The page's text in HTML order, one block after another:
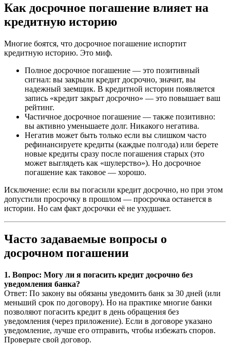
Как досрочное погашение влияет на
кредитную историю
Многие боятся, что досрочное погашение испортит
кредитную историю. Это миф.
Полное досрочное погашение — это позитивный
сигнал: вы закрыли кредит досрочно, значит, вы
надежный заемщик. В кредитной истории появляется
запись «кредит закрыт досрочно» — это повышает ваш
рейтинг.
Частичное досрочное погашение — также позитивно:
вы активно уменьшаете долг. Никакого негатива.
Негатив может быть только если вы слишком часто
рефинансируете кредиты (каждые полгода) или берете
новые кредиты сразу после погашения старых (это
может выглядеть как «шулерство»). Но досрочное
погашение как таковое — хорошо.
Исключение: если вы погасили кредит досрочно, но при этом
допустили просрочку в прошлом — просрочка останется в
истории. Но сам факт досрочки её не ухудшает.
Часто задаваемые вопросы о
досрочном погашении
1. Вопрос: Могу ли я погасить кредит досрочно без
уведомления банка?
Ответ: По закону вы обязаны уведомить банк за 30 дней (или
меньший срок по договору). Но на практике многие банки
позволяют погасить кредит в день обращения без
уведомления (через приложение). Если в договоре указано
уведомление, лучше его отправить, чтобы избежать споров.
Проверьте свой договор.